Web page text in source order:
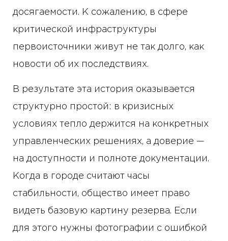
досягаемости. К сожалению, в сфере
критической инфраструктуры
первоисточники живут не так долго, как
новости об их последствиях.
В результате эта история оказывается
структурно простой: в кризисных
условиях тепло держится на конкретных
управленческих решениях, а доверие —
на доступности и полноте документации.
Когда в городе считают часы
стабильности, общество имеет право
видеть базовую картину резерва. Если
для этого нужны фотографии с ошибкой